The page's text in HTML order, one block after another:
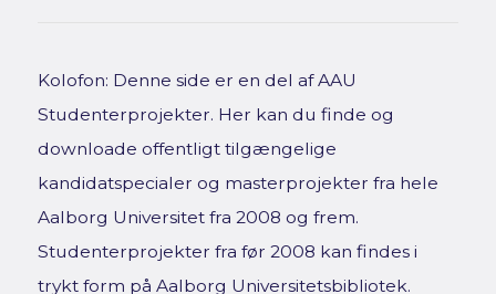
Kolofon: Denne side er en del af AAU
Studenterprojekter. Her kan du finde og
downloade offentligt tilgængelige
kandidatspecialer og masterprojekter fra hele
Aalborg Universitet fra 2008 og frem.
Studenterprojekter fra før 2008 kan findes i
trykt form på Aalborg Universitetsbibliotek.